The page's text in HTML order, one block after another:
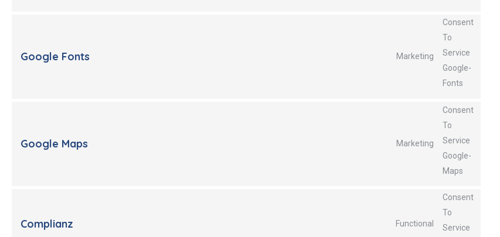
Google Fonts Marketing
Consent
To
Service
Google-
Fonts
Google Maps Marketing
Consent
To
Service
Google-
Maps
Complianz Functional
Consent
To
Service